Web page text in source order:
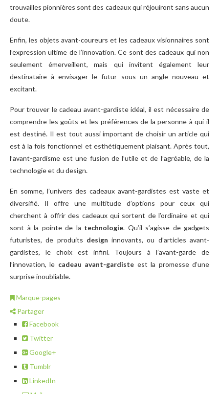
trouvailles pionnières sont des cadeaux qui réjouiront sans aucun
doute.
Enfin, les objets avant-coureurs et les cadeaux visionnaires sont
l’expression ultime de l’innovation. Ce sont des cadeaux qui non
seulement émerveillent, mais qui invitent également leur
destinataire à envisager le futur sous un angle nouveau et
excitant.
Pour trouver le cadeau avant-gardiste idéal, il est nécessaire de
comprendre les goûts et les préférences de la personne à qui il
est destiné. Il est tout aussi important de choisir un article qui
est à la fois fonctionnel et esthétiquement plaisant. Après tout,
l’avant-gardisme est une fusion de l’utile et de l’agréable, de la
technologie et du design.
En somme, l’univers des cadeaux avant-gardistes est vaste et
diversifié. Il offre une multitude d’options pour ceux qui
cherchent à offrir des cadeaux qui sortent de l’ordinaire et qui
sont à la pointe de la technologie. Qu’il s’agisse de gadgets
futuristes, de produits design innovants, ou d’articles avant-
gardistes, le choix est infini. Toujours à l’avant-garde de
l’innovation, le cadeau avant-gardiste est la promesse d’une
surprise inoubliable.
Marque-pages
Partager
Facebook
Twitter
Google+
Tumblr
LinkedIn